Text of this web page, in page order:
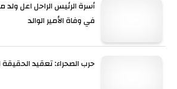
أسرة الرئيس الراحل اعل
في وفاة الأمير الوالد
حرب الصحراء: تعقيد الحقيقة